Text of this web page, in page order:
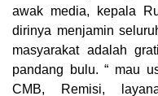
awak media, kepala
dirinya menjamin
masyarakat adalah
pandang bulu. “ mau
CMB, Remisi,